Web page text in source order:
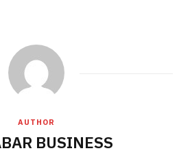
AUTHOR
BUSINESS